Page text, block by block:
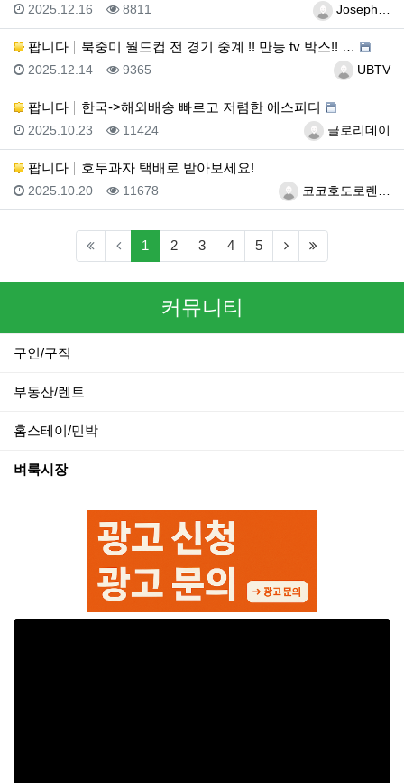
등록자Joseph…
등록일
2025.12.16 조회
8811
팝니다 북중미 월드컵 전 경기 중계 !! 만능 tv 박스!! …
등록자UBTV
등록일
2025.12.14 조회
9365
팝니다 한국->해외배송 빠르고 저렴한 에스피디
등록자글로리데이
등록일
2025.10.23 조회
11424
팝니다 호두과자 택배로 받아보세요!
등록자코코호도로렌…
등록일
2025.10.20 조회
11678
1 (current)
2 3 4 5 (next)
커뮤니티
구인/구직
부동산/렌트
홈스테이/민박
벼룩시장